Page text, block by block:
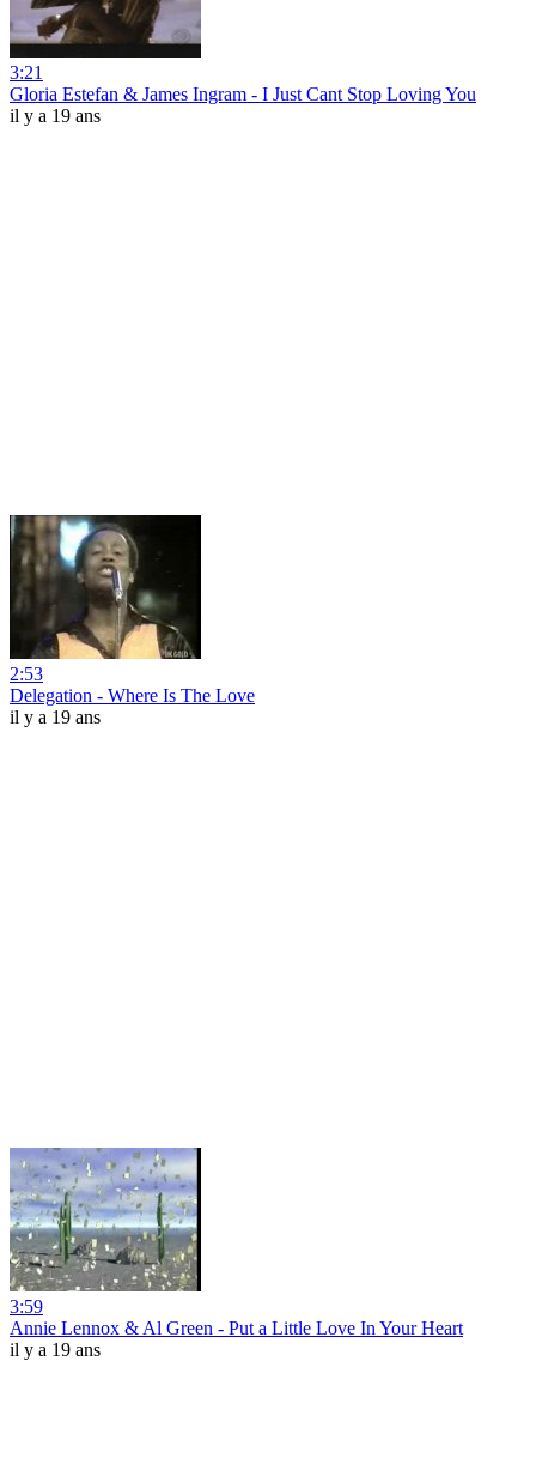
3:21
Gloria Estefan & James Ingram - I Just Cant Stop Loving You
il y a 19 ans
2:53
Delegation - Where Is The Love
il y a 19 ans
3:59
Annie Lennox & Al Green - Put a Little Love In Your Heart
il y a 19 ans